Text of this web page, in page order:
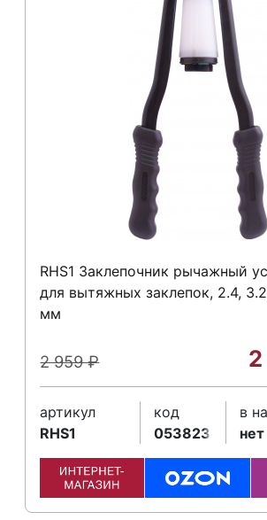
RHS1 Заклепочник рычажный
для вытяжных заклепок, 2.4,
мм
2 959₽
артикул
RHS1
код
053823
в